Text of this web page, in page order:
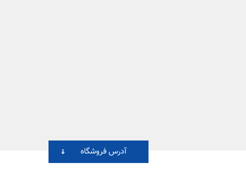
آدرس فروشگاه